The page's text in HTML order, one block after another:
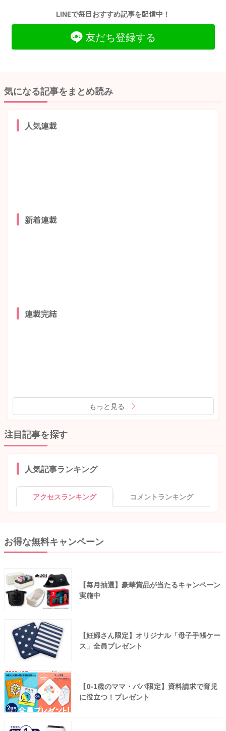
LINEで毎日おすすめ記事を配信中！
友だち登録する
気になる記事をまとめ読み
人気連載
新着連載
連載完結
もっと見る
注目記事を探す
人気記事ランキング
アクセスランキング コメントランキング
お得な無料キャンペーン
【毎月抽選】豪華賞品が当たるキャンペーン
実施中
【妊婦さん限定】オリジナル「母子手帳ケー
ス」全員プレゼント
【0-1歳のママ・パパ限定】資料請求で育児
に役立つ！プレゼント